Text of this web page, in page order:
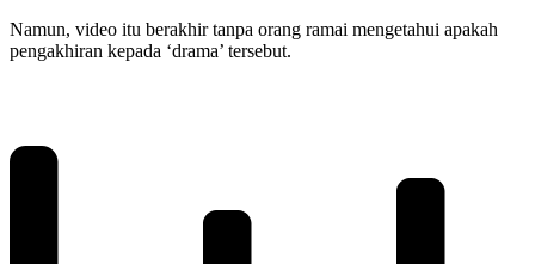
Namun, video itu berakhir tanpa orang ramai mengetahui apakah
pengakhiran kepada ‘drama’ tersebut.